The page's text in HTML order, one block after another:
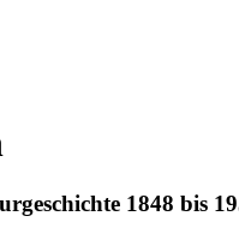
1848 bis